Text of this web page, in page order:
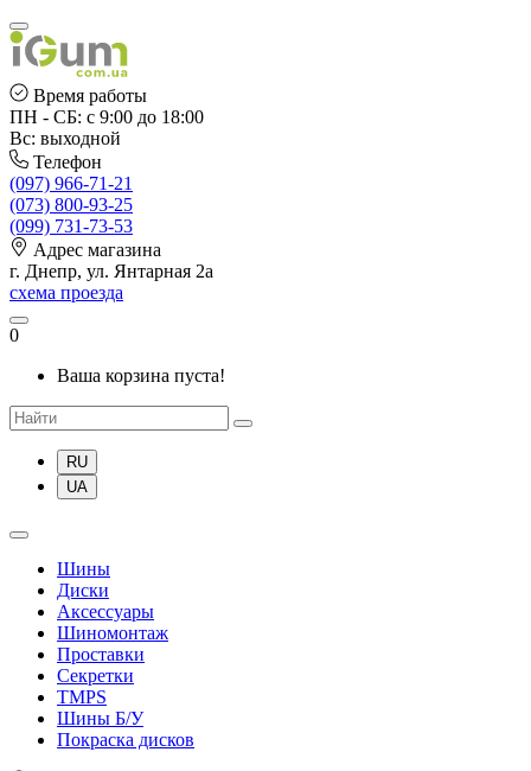
Время работы
ПН - СБ: с 9:00 до 18:00
Вс: выходной
Телефон
(097) 966-71-21
(073) 800-93-25
(099) 731-73-53
Адрес магазина
г. Днепр, ул. Янтарная 2а
схема проезда
0
Ваша корзина пуста!
RU
UA
Шины
Диски
Аксессуары
Шиномонтаж
Проставки
Секретки
TMPS
Шины Б/У
Покраска дисков